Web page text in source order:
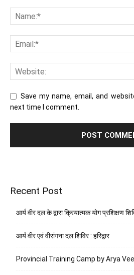
Save my name, email, and
next time I comment.
Recent Post
आर्य वीर दल के द्वारा क्रियात्मक योग प्रशिक्षण
आर्य वीर एवं वीरांगना दल शिविर : हरिद्वार
Provincial Training Camp by Arya